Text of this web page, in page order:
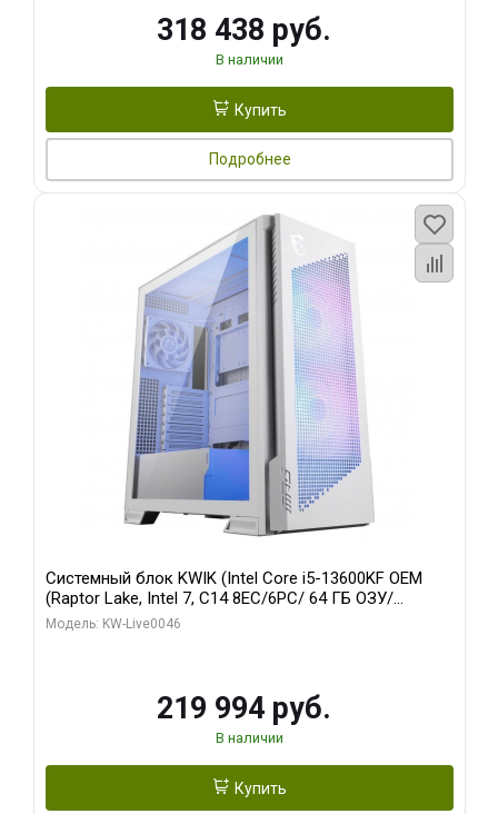
318 438 руб.
В наличии
Купить
Подробнее
Системный блок KWIK (Intel Core i5-13600KF OEM
(Raptor Lake, Intel 7, C14 8EC/6PC/ 64 ГБ ОЗУ/
Gigabyte RTX5060Ti GAMING OC 8GB GDDR7 128bit
Модель: KW-Live0046
219 994 руб.
В наличии
Купить